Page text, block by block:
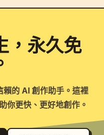
，永久免
的 AI 創作助手。這裡
你更快、更好地創作。